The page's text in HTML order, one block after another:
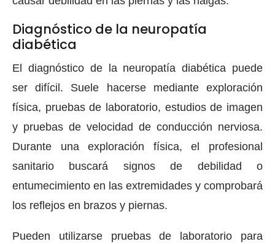
Diagnóstico de la neuropatía
diabética
El diagnóstico de la neuropatía diabética puede
ser difícil. Suele hacerse mediante exploración
física, pruebas de laboratorio, estudios de imagen
y pruebas de velocidad de conducción nerviosa.
Durante una exploración física, el profesional
sanitario buscará signos de debilidad o
entumecimiento en las extremidades y comprobará
los reflejos en brazos y piernas.
Pueden utilizarse pruebas de laboratorio para